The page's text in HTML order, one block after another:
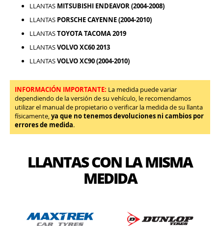
LLANTAS MITSUBISHI ENDEAVOR (2004-2008)
LLANTAS PORSCHE CAYENNE (2004-2010)
LLANTASTOYOTA TACOMA 2019
LLANTASVOLVO XC60 2013
LLANTASVOLVO XC90 (2004-2010)
INFORMACIÓN IMPORTANTE: La medida puede variar
dependiendo de la versión de su vehículo, le recomendamos
utilizar el manual de propietario o verificar la medida de su llanta
físicamente,ya que no tenemos devoluciones ni cambios por
errores de medida.
LLANTAS CON LA MISMA
MEDIDA